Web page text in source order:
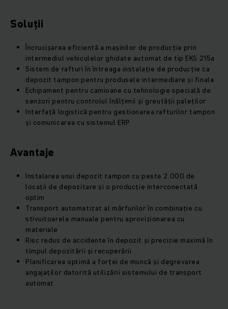
Soluții
Încrucișarea eficientă a mașinilor de producție prin
intermediul vehiculelor ghidate automat de tip EKS 215a
Sistem de rafturi în întreaga instalație de producție ca
depozit tampon pentru produsele intermediare și finale
Echipament pentru camioane cu tehnologie specială de
senzori pentru controlul înălțimii și greutății paleților
Interfață logistică pentru gestionarea rafturilor tampon
și comunicarea cu sistemul ERP
Avantaje
Instalarea unui depozit tampon cu peste 2.000 de
locații de depozitare și o producție interconectată
optim
Transport automatizat al mărfurilor în combinație cu
stivuitoarele manuale pentru aprovizionarea cu
materiale
Risc redus de accidente în depozit și precizie maximă în
timpul depozitării și recuperării
Planificarea optimă a forței de muncă și degrevarea
angajaților datorită utilizării sistemului de transport
automat